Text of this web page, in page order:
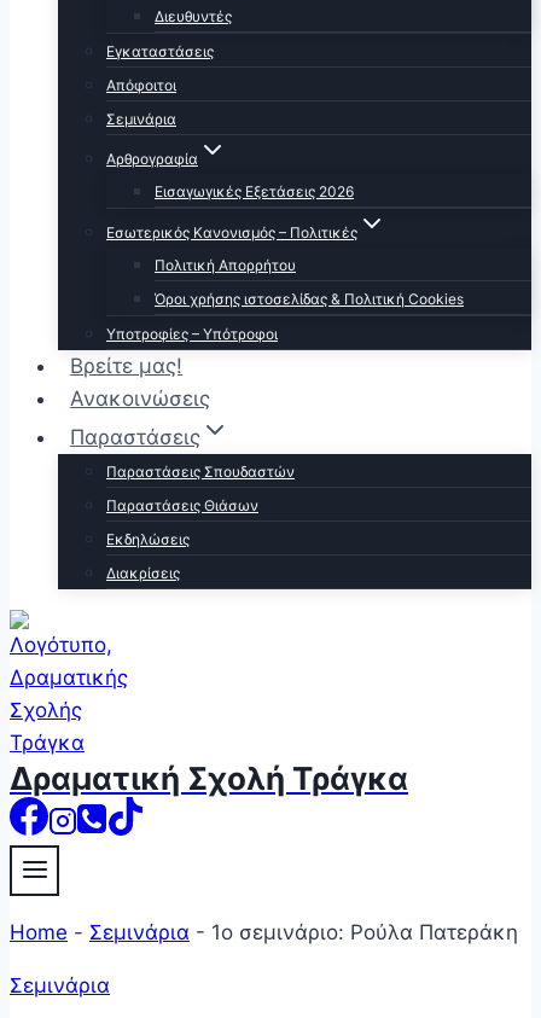
Διευθυντές
Εγκαταστάσεις
Απόφοιτοι
Σεμινάρια
Αρθρογραφία
Εισαγωγικές Εξετάσεις 2026
Εσωτερικός Κανονισμός – Πολιτικές
Πολιτική Απορρήτου
Όροι χρήσης ιστοσελίδας & Πολιτική Cookies
Υποτροφίες – Υπότροφοι
Βρείτε μας!
Ανακοινώσεις
Παραστάσεις
Παραστάσεις Σπουδαστών
Παραστάσεις Θιάσων
Εκδηλώσεις
Διακρίσεις
Δραματική Σχολή Τράγκα
Home - Σεμινάρια - 1o σεμινάριο: Ρούλα Πατεράκη
Σεμινάρια